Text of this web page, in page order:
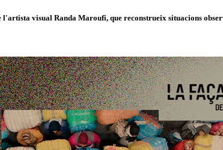
visual Randa Maroufi, que reconstrueix situacions